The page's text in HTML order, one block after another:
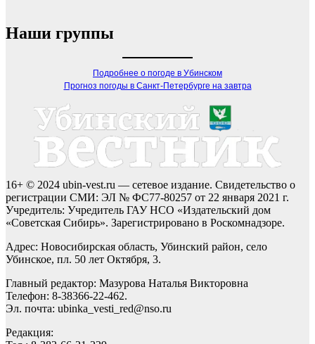
Наши группы
Подробнее о погоде в Убинском
Прогноз погоды в Санкт-Петербурге на завтра
16+ © 2024 ubin-vest.ru — сетевое издание. Свидетельство о
регистрации СМИ: ЭЛ № ФС77-80257 от 22 января 2021 г.
Учредитель: Учредитель ГАУ НСО «Издательский дом
«Советская Сибирь». Зарегистрировано в Роскомнадзоре.
Адрес: Новосибирская область, Убинский район, село
Убинское, пл. 50 лет Октября, 3.
Главный редактор: Мазурова Наталья Викторовна
Телефон: 8-38366-22-462.
Эл. почта: ubinka_vesti_red@nso.ru
Редакция: